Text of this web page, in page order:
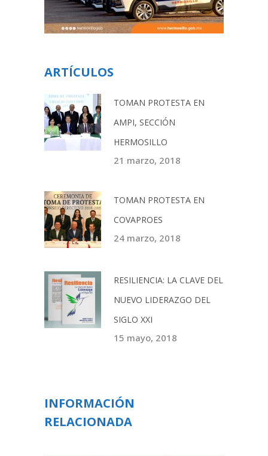
ARTÍCULOS
TOMAN PROTESTA EN
AMPI, SECCIÓN
HERMOSILLO
21 marzo, 2018
TOMAN PROTESTA EN
COVAPROES
24 marzo, 2018
RESILIENCIA: LA CLAVE DEL
NUEVO LIDERAZGO DEL
SIGLO XXI
15 mayo, 2018
INFORMACIÓN
RELACIONADA